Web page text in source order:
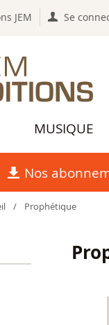
JEM Se
MUSIQUE
Nos
/ Prophétique